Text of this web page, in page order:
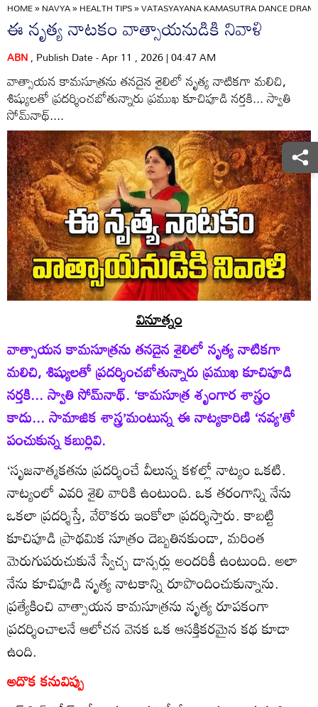
HOME»NAVYA»HEALTH TIPS»VATASYAYANA KAMASUTRA DANCE
ఈ నృత్య నాటకం వాత్సాయనుడికి నివాళి
ABN, Publish Date - Apr 11 , 2026 | 04:47 AM
వాత్సాయన కామసూత్రను తనదైన శైలిలో నృత్య నాటికగా మలిచి,
శిష్యులతో ప్రదర్శించబోతున్నారు ప్రముఖ కూచిపూడి నర్తకి... స్వాతి
సోమ్‌నాథ్‌....
వినూత్నం
వాత్సాయన కామసూత్రను తనదైన శైలిలో నృత్య నాటికగా
మలిచి, శిష్యులతో ప్రదర్శించబోతున్నారు ప్రముఖ కూచిపూడి
నర్తకి... స్వాతి సోమ్‌నాథ్‌. ‘కామసూత్ర శృంగార శాస్త్రం
కాదు... సామాజిక శాస్త్ర’మంటున్న ఈ నాట్యకారిణి ‘నవ్య’తో
పంచుకున్న కబుర్లివి.
‘సృజనాత్మకతను ప్రదర్శించే వీలున్న కళల్లో నాట్యం ఒకటి.
నాట్యంలో ఎవరి శైలి వారికి ఉంటుంది. ఒక తరంగాన్ని నేను
ఒకలా ప్రదర్శిస్తే, వేరొకరు ఇంకోలా ప్రదర్శిస్తారు. కాబట్టి
కూచిపూడి ప్రాథమిక సూత్రం దెబ్బతినకుండా, మరింత
మెరుగుపరుచుకునే స్వేచ్ఛ డాన్సర్లు అందరికీ ఉంటుంది. అలా
నేను కూచిపూడి నృత్య నాటకాన్ని రూపొందించుకున్నాను.
ప్రత్యేకించి వాత్సాయన కామసూత్రను నృత్య రూపకంగా
ప్రదర్శించాలనే ఆలోచన వెనక ఒక ఆసక్తికరమైన కథ కూడా
ఉంది.
అదొక కనువిప్పు